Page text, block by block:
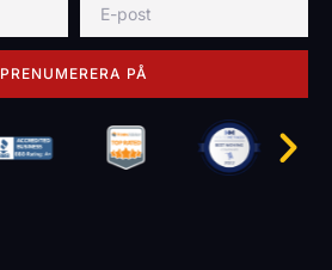
PRENUMERERA PÅ